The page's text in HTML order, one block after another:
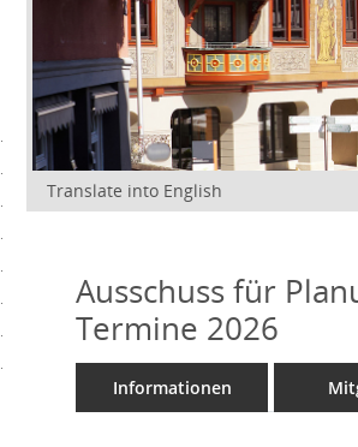
Translate into English
Ausschuss für
Termine 2026
Informationen